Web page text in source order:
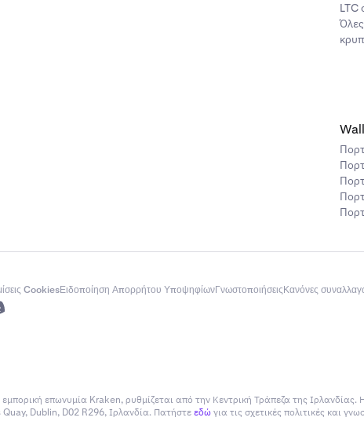
72.000
24000
BLUR
LTC
CookiesΕιδοποίηση Απορρήτου ΥποψηφίωνΓνωστοποιήσειςΚανόνες
επωνυμία Kraken, ρυθμίζεται από την Κεντρική Τράπεζα της
Dublin, D02 R296, Ιρλανδία. Πατήστεεδώγια τις σχετικές πολιτικές και